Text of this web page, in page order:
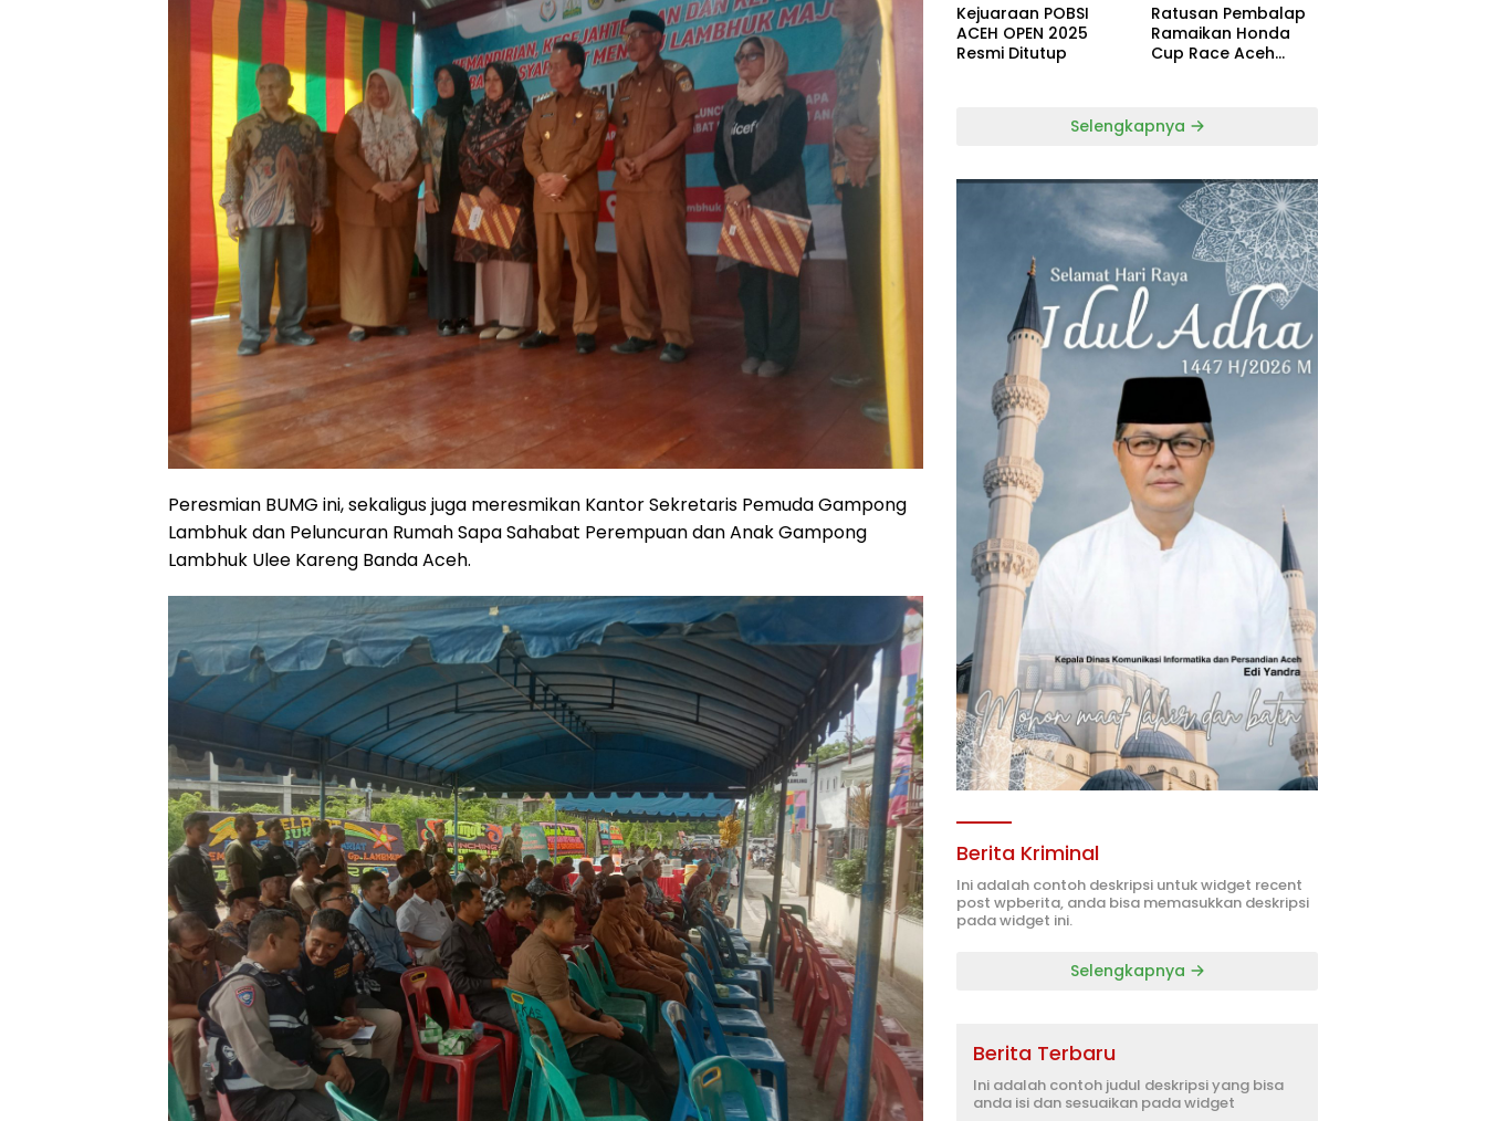
Peresmian BUMG ini, sekaligus juga meresmikan Kantor Sekretaris Pemuda Gampong
Lambhuk dan Peluncuran Rumah Sapa Sahabat Perempuan dan Anak Gampong
Lambhuk Ulee Kareng Banda Aceh.
Kejuaraan POBSI
ACEH OPEN 2025
Resmi Ditutup
Ratusan Pembalap
Ramaikan Honda
Cup Race Aceh
Selengkapnya
Berita Kriminal
Ini adalah contoh deskripsi untuk widget recent
post wpberita, anda bisa memasukkan deskripsi
pada widget ini.
Selengkapnya
Berita Terbaru
Ini adalah contoh judul deskripsi yang bisa
anda isi dan sesuaikan pada widget